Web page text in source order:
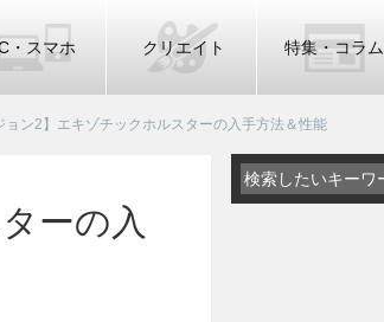
・スマホ クリエイト 特集・コラム
ョン2】エキゾチックホルスターの入手方法＆性能
ーの入